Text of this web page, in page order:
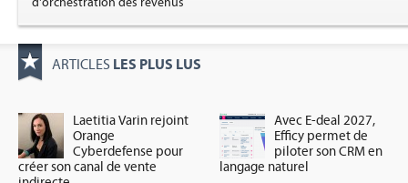
ARTICLES LES PLUS LUS
Laetitia Varin rejoint
Orange
Cyberdefense pour
créer son canal de vente
Avec E-deal 2027,
Efficy permet de
piloter son CRM en
langage naturel